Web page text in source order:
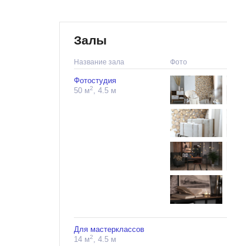
Залы
Название зала Фото
Фотостудия
50 м2, 4.5 м
Для мастерклассов
14 м2, 4.5 м